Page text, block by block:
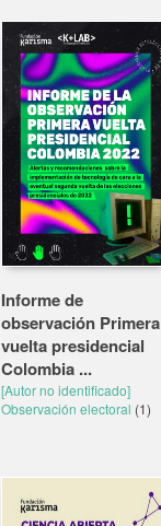
Informe de
observación Primera
vuelta presidencial
Colombia ...
[Autor no identificado]
Observación electoral (1)